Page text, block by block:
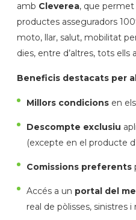
amb Cleverea, que permet
productes asseguradors
moto, llar, salut, mobilitat
dies, entre d’altres, tots
Beneficis destacats per
Millors condicions en
Descompte exclusiu
(excepte en el producte
Comissions preferents
Accés a un portal del
real de pòlisses, sinistres i